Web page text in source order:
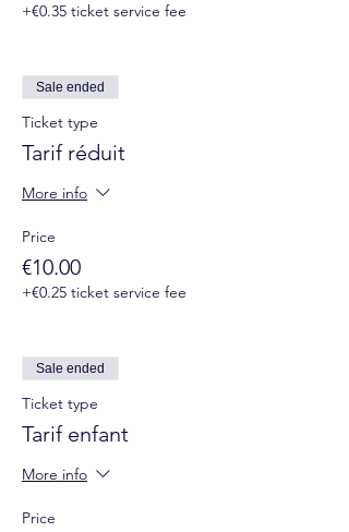
+€0.35 ticket service fee
Sale ended
Ticket type
Tarif réduit
More info
Price
€10.00
+€0.25 ticket service fee
Sale ended
Ticket type
Tarif enfant
More info
Price